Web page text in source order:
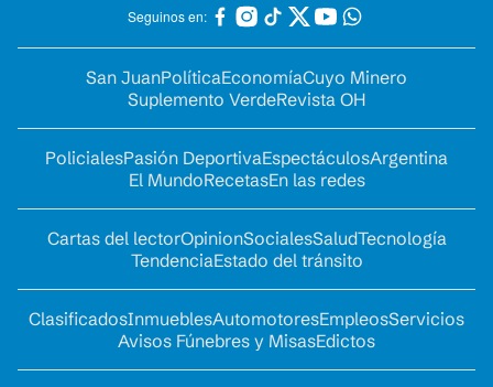
Seguinos en:
San JuanPolíticaEconomíaCuyo Minero
Suplemento VerdeRevista OH
PolicialesPasión DeportivaEspectáculosArgentina
El MundoRecetasEn las redes
Cartas del lectorOpinionSocialesSaludTecnología
TendenciaEstado del tránsito
ClasificadosInmueblesAutomotoresEmpleosServicios
Avisos Fúnebres y MisasEdictos